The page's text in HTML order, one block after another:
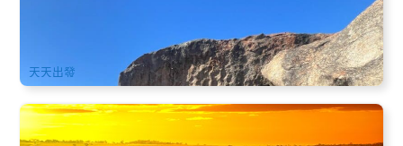
ADL10106
天天出發
芭蘿莎酒谷+回音壁+蒙勒斯山瞭望臺+德國小鎮一日遊(中文)